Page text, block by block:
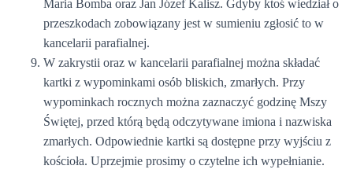
Maria Bomba oraz Jan Józef Kalisz. Gdyby ktoś wiedział o
przeszkodach zobowiązany jest w sumieniu zgłosić to w
kancelarii parafialnej.
W zakrystii oraz w kancelarii parafialnej można składać
kartki z wypominkami osób bliskich, zmarłych. Przy
wypominkach rocznych można zaznaczyć godzinę Mszy
Świętej, przed którą będą odczytywane imiona i nazwiska
zmarłych. Odpowiednie kartki są dostępne przy wyjściu z
kościoła. Uprzejmie prosimy o czytelne ich wypełnianie.